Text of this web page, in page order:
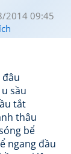
2014 09:45
sầu
tắt
thâu
bể
ngang đầu